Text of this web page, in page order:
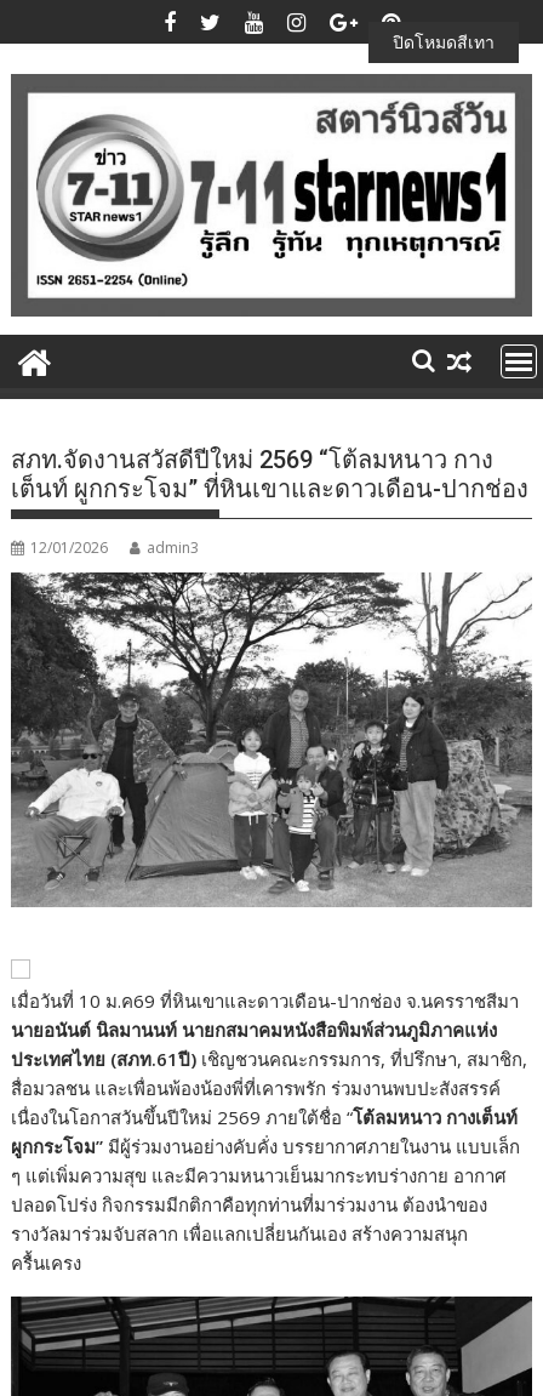
to
content
สภท.จัดงานสวัสดีปีใหม่ 2569 “โต้ลมหนาว กาง
เต็นท์ ผูกกระโจม” ที่หินเขาและดาวเดือน-ปากช่อง
12/01/2026 admin3
เมื่อวันที่ 10 ม.ค69 ที่หินเขาและดาวเดือน-ปากช่อง จ.นครราชสีมา
นายอนันต์ นิลมานนท์ นายกสมาคมหนังสือพิมพ์ส่วนภูมิภาคแห่ง
ประเทศไทย (สภท.61ปี) เชิญชวนคณะกรรมการ, ที่ปรึกษา, สมาชิก,
สื่อมวลชน และเพื่อนพ้องน้องพี่ที่เคารพรัก ร่วมงานพบปะสังสรรค์
เนื่องในโอกาสวันขึ้นปีใหม่ 2569 ภายใต้ชื่อ “โต้ลมหนาว กางเต็นท์
ผูกกระโจม” มีผู้ร่วมงานอย่างคับคั่ง บรรยากาศภายในงาน แบบเล็ก
ๆ แต่เพิ่มความสุข และมีความหนาวเย็นมากระทบร่างกาย อากาศ
ปลอดโปร่ง กิจกรรมมีกติกาคือทุกท่านที่มาร่วมงาน ต้องนำของ
รางวัลมาร่วมจับสลาก เพื่อแลกเปลี่ยนกันเอง สร้างความสนุก
ครื้นเครง
ปิดโหมดสีเทา